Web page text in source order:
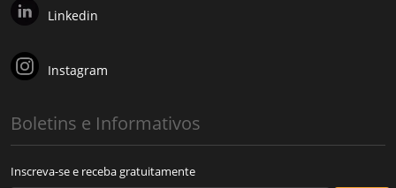
Linkedin
Instagram
Boletins e Informativos
Inscreva-se e receba gratuitamente